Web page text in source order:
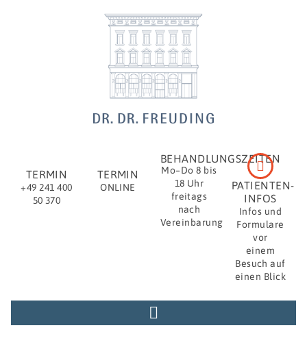
TERMIN
+49 241 400
50 370
TERMIN
ONLINE
BEHANDLUNGSZEITEN
Mo–Do 8 bis
18 Uhr
freitags
nach
Vereinbarung
PATIENTEN-
INFOS
Infos und
Formulare
vor
einem
Besuch auf
einen Blick